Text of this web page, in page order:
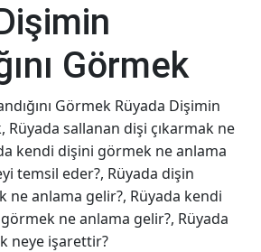
Görmek
Görmek Rüyada Dişimin
Rüyada sallanan dişi çıkarmak ne
kendi dişini görmek ne anlama
temsil eder?, Rüyada dişin
anlama gelir?, Rüyada kendi
ne anlama gelir?, Rüyada
neye işarettir?